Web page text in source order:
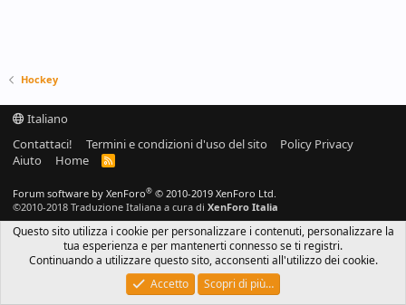
Hockey
Italiano
Contattaci!
Termini e condizioni d'uso del sito
Policy Privacy
Aiuto
Home
R
Forum software by XenForo® © 2010-2019 XenForo Ltd.
©2010-2018 Traduzione Italiana a cura di XenForo Italia
Questo sito utilizza i cookie per personalizzare i contenuti, personalizzare la
tua esperienza e per mantenerti connesso se ti registri.
Continuando a utilizzare questo sito, acconsenti all'utilizzo dei cookie.
Accetto
Scopri di più…